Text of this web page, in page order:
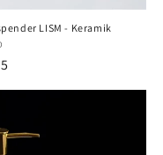
LISM - Keramik